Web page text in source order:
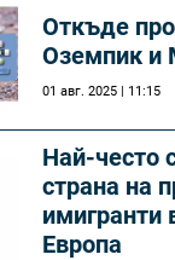
Откъде
Оземпик и
01 авг. 2025 | 11:15
Най-често
страна на
имигранти
Европа